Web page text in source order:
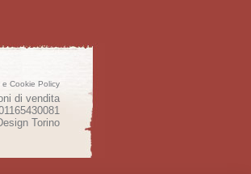
e Cookie Policy
di vendita
Torino